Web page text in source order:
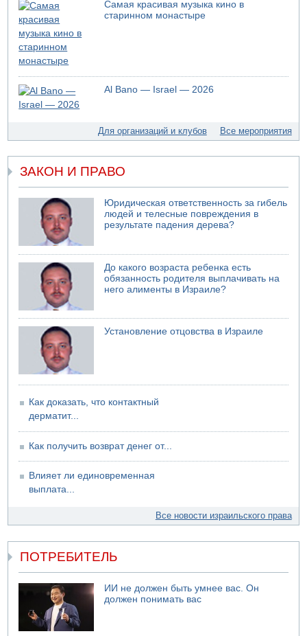
обороны "Хец"
05.08.2026 18:28
МАДА призывает израильтян срочно сдавать кровь
Бывший посол Израиля в ООН Гилад Эрдан объявит в
четверг о создании новой политической партии
05.08.2026 13:49
На севере Израиля на берег выбросило тело
05.08.2026 13:32
В России горят новые склады
Самая красивая музыка кино в
старинном монастыре
Al Bano — Israel — 2026
Для организаций и клубов Все мероприятия
ЗАКОН И ПРАВО
Юридическая ответственность за гибель
людей и телесные повреждения в
результате падения дерева?
До какого возраста ребенка есть
обязанность родителя выплачивать на
него алименты в Израиле?
Установление отцовства в Израиле
Как доказать, что контактный
дерматит...
Как получить возврат денег от...
Влияет ли единовременная
выплата...
Все новости израильского права
ПОТРЕБИТЕЛЬ
ИИ не должен быть умнее вас. Он
должен понимать вас